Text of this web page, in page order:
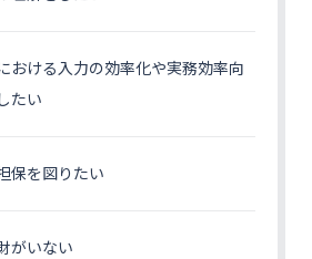
おける入力の効率化や実務効率向
たい
保を図りたい
がいない